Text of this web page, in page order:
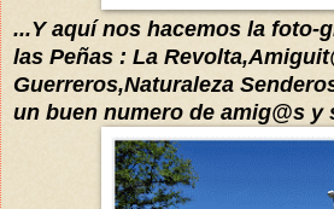
...Yaquínos hacemos la foto-
las Peñas : La
Guerreros,Naturaleza
un buen numero de amig@s y